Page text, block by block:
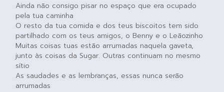
Ainda não consigo pisar no espaço que era ocupado
pela tua caminha
O resto da tua comida e dos teus biscoitos tem sido
partilhado com os teus amigos, o Benny e o Leãozinho
Muitas coisas tuas estão arrumadas naquela gaveta,
junto às coisas da Sugar. Outras continuam no mesmo
sítio
As saudades e as lembranças, essas nunca serão
arrumadas